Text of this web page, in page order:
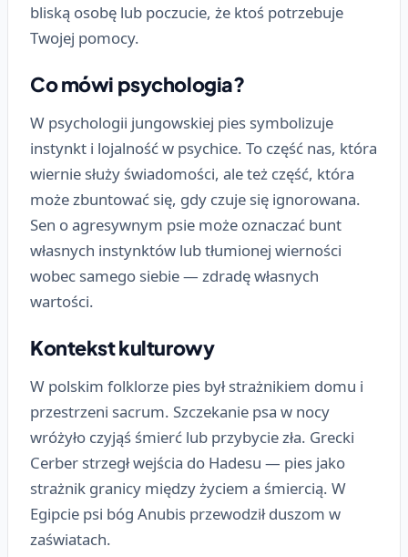
bliską osobę lub poczucie, że ktoś potrzebuje
Twojej pomocy.
Co mówi psychologia?
W psychologii jungowskiej pies symbolizuje
instynkt i lojalność w psychice. To część nas, która
wiernie służy świadomości, ale też część, która
może zbuntować się, gdy czuje się ignorowana.
Sen o agresywnym psie może oznaczać bunt
własnych instynktów lub tłumionej wierności
wobec samego siebie — zdradę własnych
wartości.
Kontekst kulturowy
W polskim folklorze pies był strażnikiem domu i
przestrzeni sacrum. Szczekanie psa w nocy
wróżyło czyjąś śmierć lub przybycie zła. Grecki
Cerber strzegł wejścia do Hadesu — pies jako
strażnik granicy między życiem a śmiercią. W
Egipcie psi bóg Anubis przewodził duszom w
zaświatach.